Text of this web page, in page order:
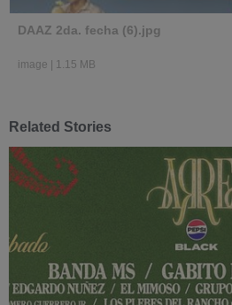
DAAZ 2da. fecha (6).jpg
image | 1.15 MB
Related Stories